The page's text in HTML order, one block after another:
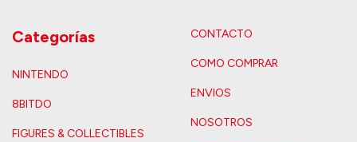
Categorías
NINTENDO
8BITDO
FIGURES & COLLECTIBLES
CONTACTO
COMO COMPRAR
ENVIOS
NOSOTROS